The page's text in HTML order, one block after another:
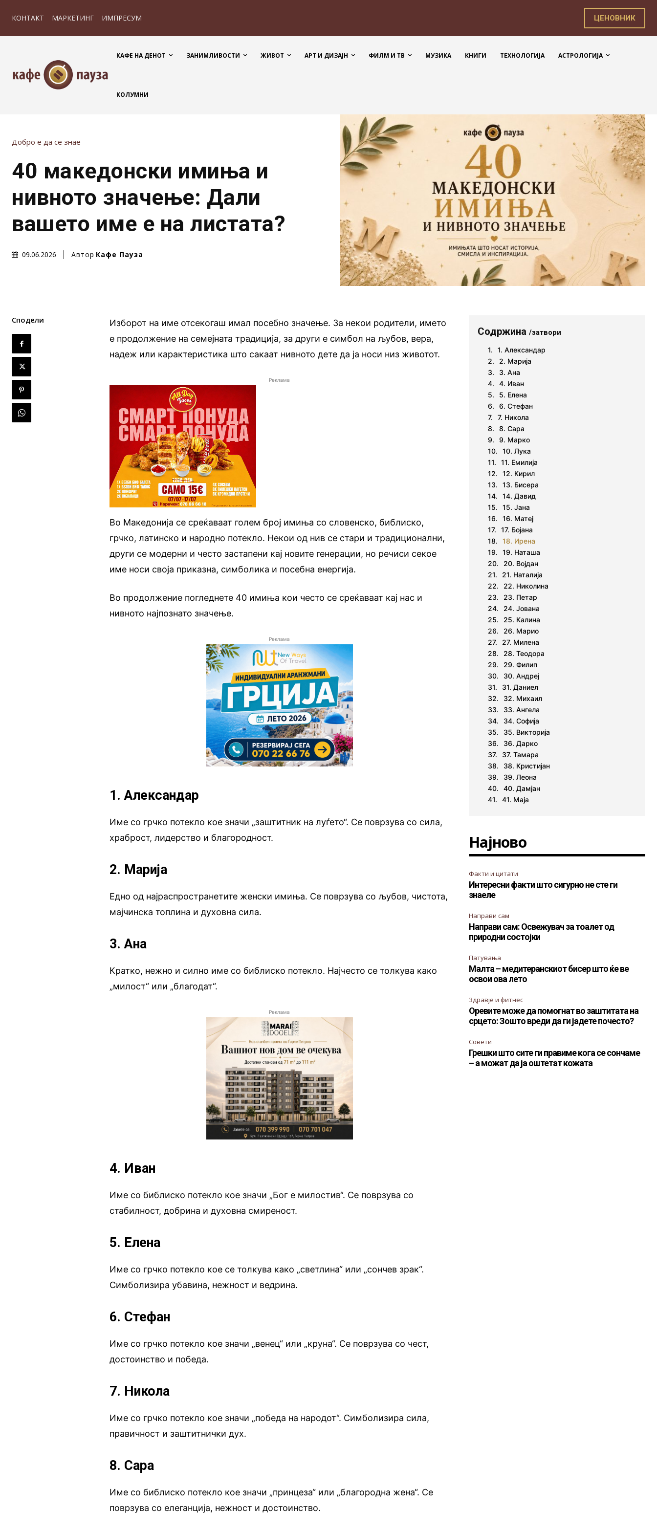
КОНТАКТ МАРКЕТИНГ ИМПРЕСУМ ЦЕНОВНИК
КАФЕ НА ДЕНОТ ЗАНИМЛИВОСТИ ЖИВОТ АРТ И ДИЗАЈН ФИЛМ И ТВ МУЗИКА КНИГИ ТЕХНОЛОГИЈА АСТРОЛОГИЈА
КОЛУМНИ
Добро е да се знае
40 македонски имиња и
нивното значење: Дали
вашето име е на листата?
09.06.2026 Автор Кафе Пауза
Сподели
Изборот на име отсекогаш имал посебно значење. За некои родители, името
е продолжение на семејната традиција, за други е симбол на љубов, вера,
надеж или карактеристика што сакаат нивното дете да ја носи низ животот.
Реклама
Во Македонија се среќаваат голем број имиња со словенско, библиско,
грчко, латинско и народно потекло. Некои од нив се стари и традиционални,
други се модерни и често застапени кај новите генерации, но речиси секое
име носи своја приказна, симболика и посебна енергија.
Во продолжение погледнете 40 имиња кои често се среќаваат кај нас и
нивното најпознато значење.
Реклама
1. Александар
Име со грчко потекло кое значи „заштитник на луѓето“. Се поврзува со сила,
храброст, лидерство и благородност.
2. Марија
Едно од најраспространетите женски имиња. Се поврзува со љубов, чистота,
мајчинска топлина и духовна сила.
3. Ана
Кратко, нежно и силно име со библиско потекло. Најчесто се толкува како
„милост“ или „благодат“.
Реклама
4. Иван
Име со библиско потекло кое значи „Бог е милостив“. Се поврзува со
стабилност, добрина и духовна смиреност.
5. Елена
Име со грчко потекло кое се толкува како „светлина“ или „сончев зрак“.
Симболизира убавина, нежност и ведрина.
6. Стефан
Име со грчко потекло кое значи „венец“ или „круна“. Се поврзува со чест,
достоинство и победа.
7. Никола
Име со грчко потекло кое значи „победа на народот“. Симболизира сила,
правичност и заштитнички дух.
8. Сара
Име со библиско потекло кое значи „принцеза“ или „благородна жена“. Се
поврзува со елеганција, нежност и достоинство.
Содржина/затвори
1. Александар
2. Марија
3. Ана
4. Иван
5. Елена
6. Стефан
7. Никола
8. Сара
9. Марко
10. Лука
11. Емилија
12. Кирил
13. Бисера
14. Давид
15. Јана
16. Матеј
17. Бојана
18. Ирена
19. Наташа
20. Војдан
21. Наталија
22. Николина
23. Петар
24. Јована
25. Калина
26. Марио
27. Милена
28. Теодора
29. Филип
30. Андреј
31. Даниел
32. Михаил
33. Ангела
34. Софија
35. Викторија
36. Дарко
37. Тамара
38. Кристијан
39. Леона
40. Дамјан
41. Маја
Најново
Факти и цитати
Интересни факти што сигурно не сте ги
знаеле
Направи сам
Направи сам: Освежувач за тоалет од
природни состојки
Патувања
Малта – медитеранскиот бисер што ќе ве
освои ова лето
Здравје и фитнес
Оревите може да помогнат во заштитата на
срцето: Зошто вреди да ги јадете почесто?
Совети
Грешки што сите ги правиме кога се сончаме
– а можат да ја оштетат кожата